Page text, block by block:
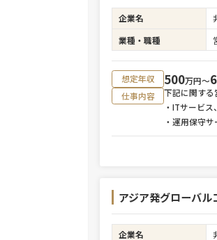
企業名
業種・職種
想定年収 500万円〜
仕事内容
下記に関す
・ITサービ
・運用保守サ
アジア発グローバ
企業名